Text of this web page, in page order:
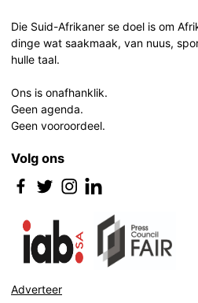
Die Suid-Afrikaner se doel is om
dinge wat saakmaak, van nuus,
hulle taal.
Ons is onafhanklik.
Geen agenda.
Geen vooroordeel.
Volg ons
Adverteer